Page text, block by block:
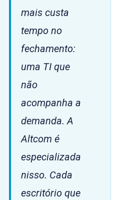
mais custa
tempo no
fechamento:
uma TI que
não
acompanha a
demanda. A
Altcom é
especializada
nisso. Cada
escritório que